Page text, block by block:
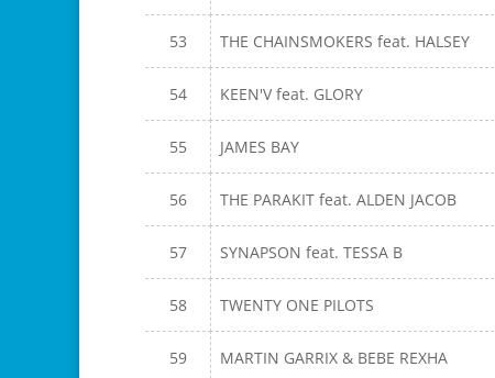
53 THE CHAINSMOKERS feat. HALSEY
54 KEEN'V feat. GLORY
55 JAMES BAY
56 THE PARAKIT feat. ALDEN JACOB
57 SYNAPSON feat. TESSA B
58 TWENTY ONE PILOTS
59 MARTIN GARRIX & BEBE REXHA